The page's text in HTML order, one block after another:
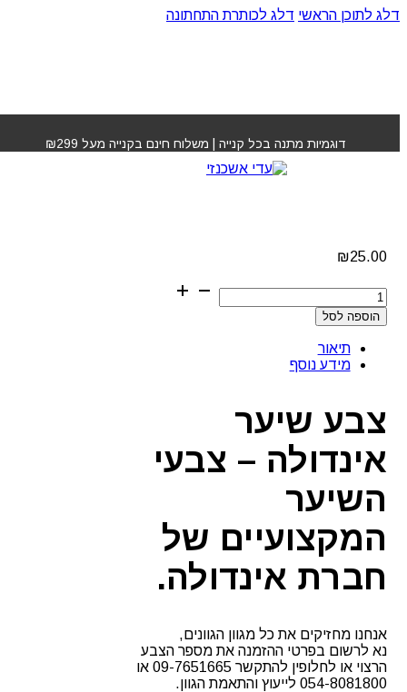
דלג לתוכן הראשי דלג לכותרת התחתונה
דוגמיות מתנה בכל קנייה | משלוח חינם בקנייה מעל ₪299
צבע שיער אינדולה
₪25.00
כמות
של
צבע
אינדולה
הוספה לסל
תיאור
מידע נוסף
צבע שיער
אינדולה – צבעי
השיער
המקצועיים של
חברת אינדולה.
אנחנו מחזיקים את כל מגוון הגוונים,
נא לרשום בפרטי ההזמנה את מספר הצבע
הרצוי או לחלופין להתקשר 09-7651665 או
054-8081800 לייעוץ והתאמת הגוון.